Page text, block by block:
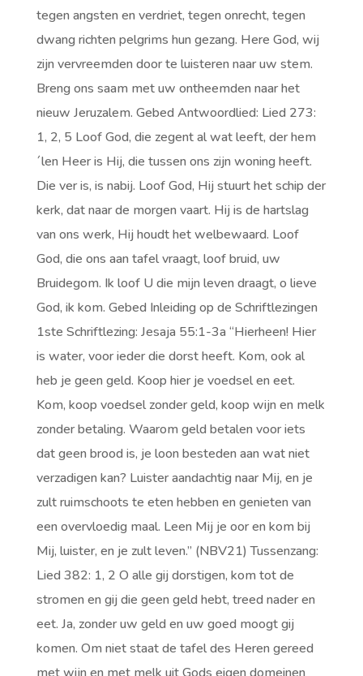
tegen angsten en verdriet, tegen onrecht, tegen
dwang richten pelgrims hun gezang. Here God, wij
zijn vervreemden door te luisteren naar uw stem.
Breng ons saam met uw ontheemden naar het
nieuw Jeruzalem. Gebed Antwoordlied: Lied 273:
1, 2, 5 Loof God, die zegent al wat leeft, der hem
´len Heer is Hij, die tussen ons zijn woning heeft.
Die ver is, is nabij. Loof God, Hij stuurt het schip der
kerk, dat naar de morgen vaart. Hij is de hartslag
van ons werk, Hij houdt het welbewaard. Loof
God, die ons aan tafel vraagt, loof bruid, uw
Bruidegom. Ik loof U die mijn leven draagt, o lieve
God, ik kom. Gebed Inleiding op de Schriftlezingen
1ste Schriftlezing: Jesaja 55:1-3a “Hierheen! Hier
is water, voor ieder die dorst heeft. Kom, ook al
heb je geen geld. Koop hier je voedsel en eet.
Kom, koop voedsel zonder geld, koop wijn en melk
zonder betaling. Waarom geld betalen voor iets
dat geen brood is, je loon besteden aan wat niet
verzadigen kan? Luister aandachtig naar Mij, en je
zult ruimschoots te eten hebben en genieten van
een overvloedig maal. Leen Mij je oor en kom bij
Mij, luister, en je zult leven.” (NBV21) Tussenzang:
Lied 382: 1, 2 O alle gij dorstigen, kom tot de
stromen en gij die geen geld hebt, treed nader en
eet. Ja, zonder uw geld en uw goed moogt gij
komen. Om niet staat de tafel des Heren gereed